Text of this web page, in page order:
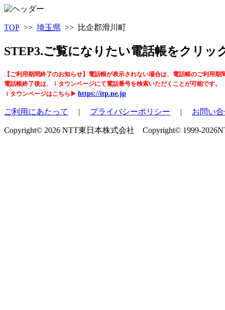
TOP >> 埼玉県 >> 比企郡滑川町
STEP3.ご覧になりたい電話帳をクリッ
【ご利用期間終了のお知らせ】電話帳が表示されない場合は、電話帳のご利用期
電話帳終了後は、ｉタウンページにて電話番号を検索いただくことが可能です。
ｉタウンページはこちら▶ https://itp.ne.jp
ご利用にあたって | プライバシーポリシー | お問い
Copyright© 2026 NTT東日本株式会社 Copyright© 1999-